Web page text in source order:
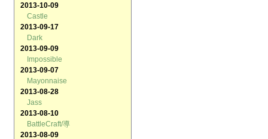
2013-10-09
Castle
2013-09-17
Dark
2013-09-09
Impossible
2013-09-07
Mayonnaise
2013-08-28
Jass
2013-08-10
BattleCraft/導
2013-08-09